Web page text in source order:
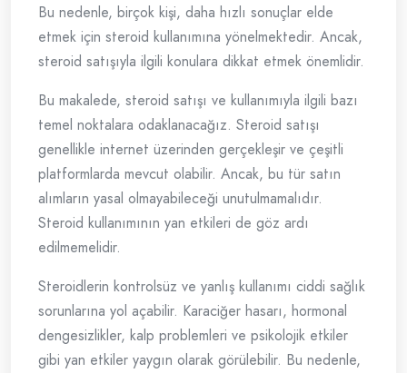
Bu nedenle, birçok kişi, daha hızlı sonuçlar elde
etmek için steroid kullanımına yönelmektedir. Ancak,
steroid satışıyla ilgili konulara dikkat etmek önemlidir.
Bu makalede, steroid satışı ve kullanımıyla ilgili bazı
temel noktalara odaklanacağız. Steroid satışı
genellikle internet üzerinden gerçekleşir ve çeşitli
platformlarda mevcut olabilir. Ancak, bu tür satın
alımların yasal olmayabileceği unutulmamalıdır.
Steroid kullanımının yan etkileri de göz ardı
edilmemelidir.
Steroidlerin kontrolsüz ve yanlış kullanımı ciddi sağlık
sorunlarına yol açabilir. Karaciğer hasarı, hormonal
dengesizlikler, kalp problemleri ve psikolojik etkiler
gibi yan etkiler yaygın olarak görülebilir. Bu nedenle,